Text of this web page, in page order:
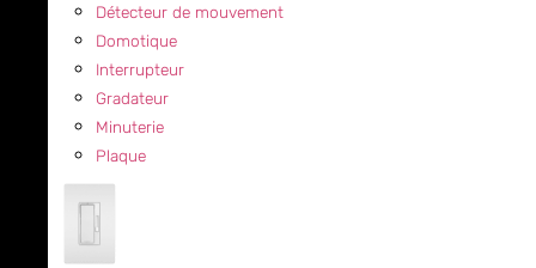
Détecteur de mouvement
Domotique
Interrupteur
Gradateur
Minuterie
Plaque